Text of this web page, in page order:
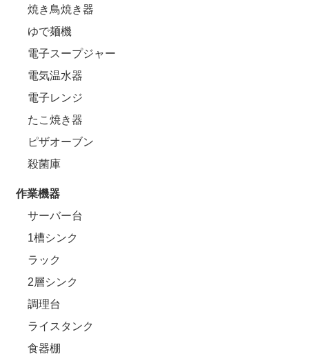
焼き鳥焼き器
ゆで麺機
電子スープジャー
電気温水器
電子レンジ
たこ焼き器
ピザオーブン
殺菌庫
作業機器
サーバー台
1槽シンク
ラック
2層シンク
調理台
ライスタンク
食器棚